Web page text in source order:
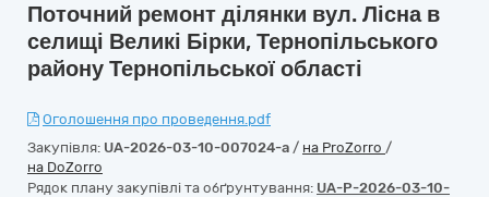
Поточний ремонт ділянки вул. Лісна в
селищі Великі Бірки, Тернопільського
району Тернопільської області
Оголошення про проведення.pdf
Закупівля: UA-2026-03-10-007024-a / на ProZorro /
на DoZorro
Рядок плану закупівлі та обґрунтування: UA-P-2026-03-10-